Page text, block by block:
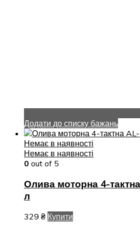
Додати до списку бажань
Немає в наявності
Немає в наявності
0 out of 5
Олива моторна 4-
л
329 ₴ Купити